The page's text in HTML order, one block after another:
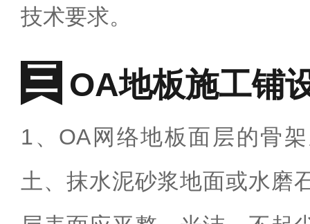
技术要求。
OA地板施工铺
1、OA网络地板面层的骨
土、抹水泥砂浆地面或水磨